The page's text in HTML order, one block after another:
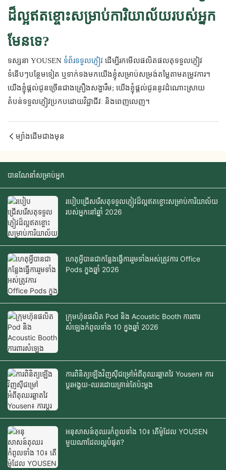
ដ៏ល្អឥតខ្ចោះសម្រាប់ការិយាល័យរបស់អ្នក
មែនទេ?
ទស្សនា YOUSEN ទំព័រ​ទទួល​ភ្ញៀវ ដើម្បីរកមើលផលិតផលតុទទួលភ្ញៀវ
ទំនើបៗបន្ថែមទៀត ឬទាក់ទងមកយើងខ្ញុំសម្រាប់សម្រង់តម្លៃតាមតម្រូវការ។
យើងខ្ញុំផ្តល់ជូនច្រើនជាងគ្រឿងសង្ហារឹម; យើងខ្ញុំផ្តល់ជូននូវដំណោះស្រាយ
តំបន់ទទួលភ្ញៀវប្រកបដោយវិជ្ជាជីវៈ និងពេញលេញ។
ម្យ៉ាងដើមជាងមុន
បានណែនាំសម្រាប់អ្នក
របៀបជ្រើសរើសតុទទួលភ្ញៀវដ៏ល្អឥតខ្ចោះសម្រាប់ការិយាល័យ
របស់អ្នកនៅឆ្នាំ 2026
ហេតុអ្វីបានជាកន្លែងធ្វើការរួមទាំងអស់ត្រូវការ Office
Pods ក្នុងឆ្នាំ 2026
ក្រុមហ៊ុនផលិត Pod និង Acoustic Booth ការពារ
សំឡេងកំពូលទាំង 10 ក្នុងឆ្នាំ 2026
ការពិនិត្យឡើងវិញស៊ីជម្រៅអំពីតុឈរឆ្លាតវៃ Yousen៖ ការ
ប្តូរអង្គុយ-ឈរដោយគ្រាន់តែប៉ះម្តង
អនុសាសន៍តុឈរកំពូលទាំង 10៖ តើម៉ូដែល YOUSEN
មួយណាដែលល្អបំផុត?